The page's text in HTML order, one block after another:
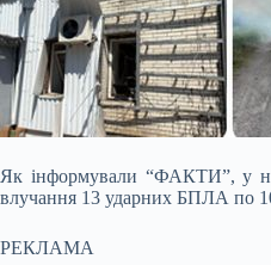
Як інформували “ФАКТИ”, у
влучання 13 ударних БПЛА по 10
РЕКЛАМА